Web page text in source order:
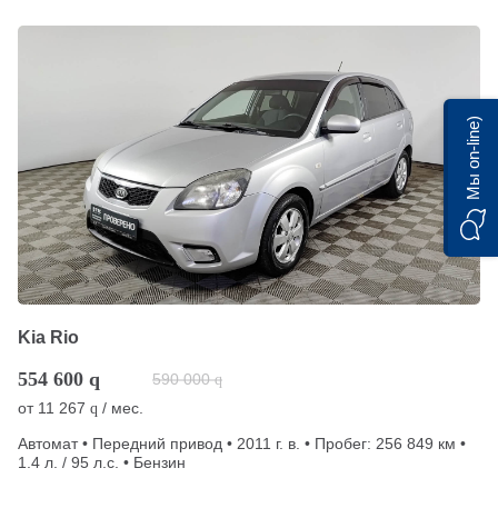
Kia Rio
554 600 q 590 000 q
от 11 267 q / мес.
Автомат • Передний привод • 2011 г. в. • Пробег: 256 849 км •
1.4 л. / 95 л.с. • Бензин
Мы on-line)